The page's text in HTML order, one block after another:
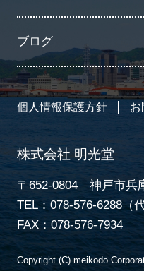
ブログ
個人情報保護方針 お
株式会社 明光堂
〒652-0804 神戸市兵
TEL： 078-576-6288（
FAX：078-576-7934
Copyright (C) meikodo